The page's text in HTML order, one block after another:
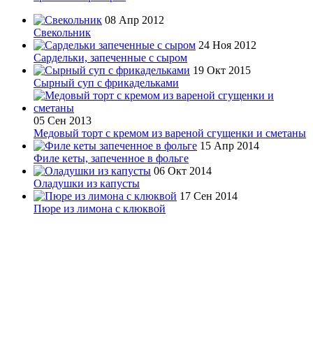
08 Апр 2012
Свекольник
24 Ноя 2012
Сардельки, запеченные с сыром
19 Окт 2015
Сырный суп с фрикадельками
05 Сен 2013
Медовый торт с кремом из вареной сгущенки и сметаны
15 Апр 2014
Филе кеты, запеченное в фольге
06 Окт 2014
Оладушки из капусты
17 Сен 2014
Пюре из лимона с клюквой